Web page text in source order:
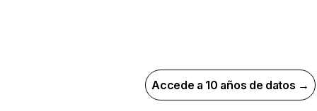
Accede a 10 años de datos →